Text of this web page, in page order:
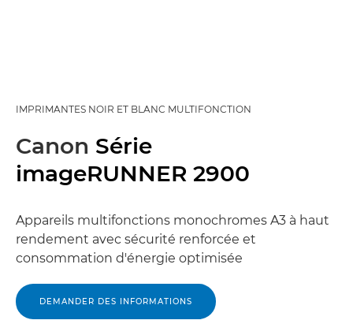
IMPRIMANTES NOIR ET BLANC MULTIFONCTION
Canon Série
imageRUNNER 2900
Appareils multifonctions monochromes A3 à haut
rendement avec sécurité renforcée et
consommation d'énergie optimisée
DEMANDER DES INFORMATIONS